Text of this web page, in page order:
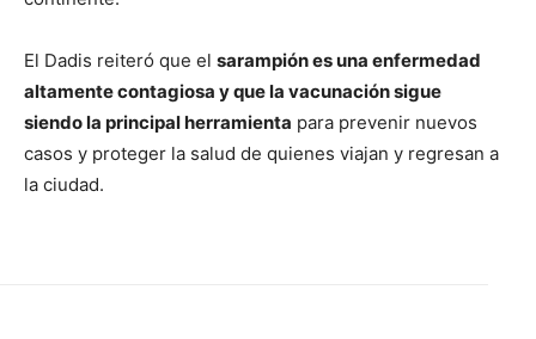
El Dadis reiteró que el sarampión es una enfermedad
altamente contagiosa y que la vacunación sigue
siendo la principal herramienta para prevenir nuevos
casos y proteger la salud de quienes viajan y regresan a
la ciudad.